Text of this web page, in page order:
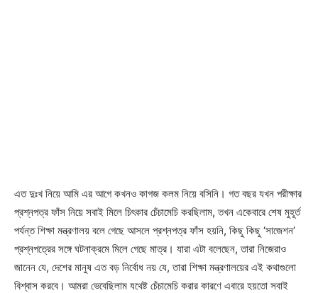
এত দুঃখ নিয়ে আমি এর আগে কখনও কাগজ কলম নিয়ে বসিনি। গত বছর যখন পরীক্ষার
প্রশ্নপত্র ফাঁস নিয়ে সবাই মিলে চিৎকার চেঁচামেচি করছিলাম, তখন একেবারে শেষ মুহূর্ত
পর্যন্ত শিক্ষা মন্ত্রণালয় বলে গেছে আসলে প্রশ্নপত্র ফাঁস হয়নি, কিছু কিছু ‘সাজেশন’
প্রশ্নপত্রের সঙ্গে ঘটনাক্রমে মিলে গেছে মাত্র। যারা এটা বলেছেন, তারা নিজেরাও
জানেন যে, দেশের মানুষ এত বড় নির্বোধ নয় যে, তারা শিক্ষা মন্ত্রণালয়ের এই কথাগুলো
বিশ্বাস করবে। আমরা ভেবেছিলাম যথেষ্ট চেঁচামেচি করার কারণে এবারে হয়তো সবাই